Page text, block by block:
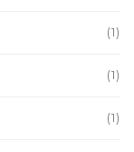
(1)
(1)
(1)